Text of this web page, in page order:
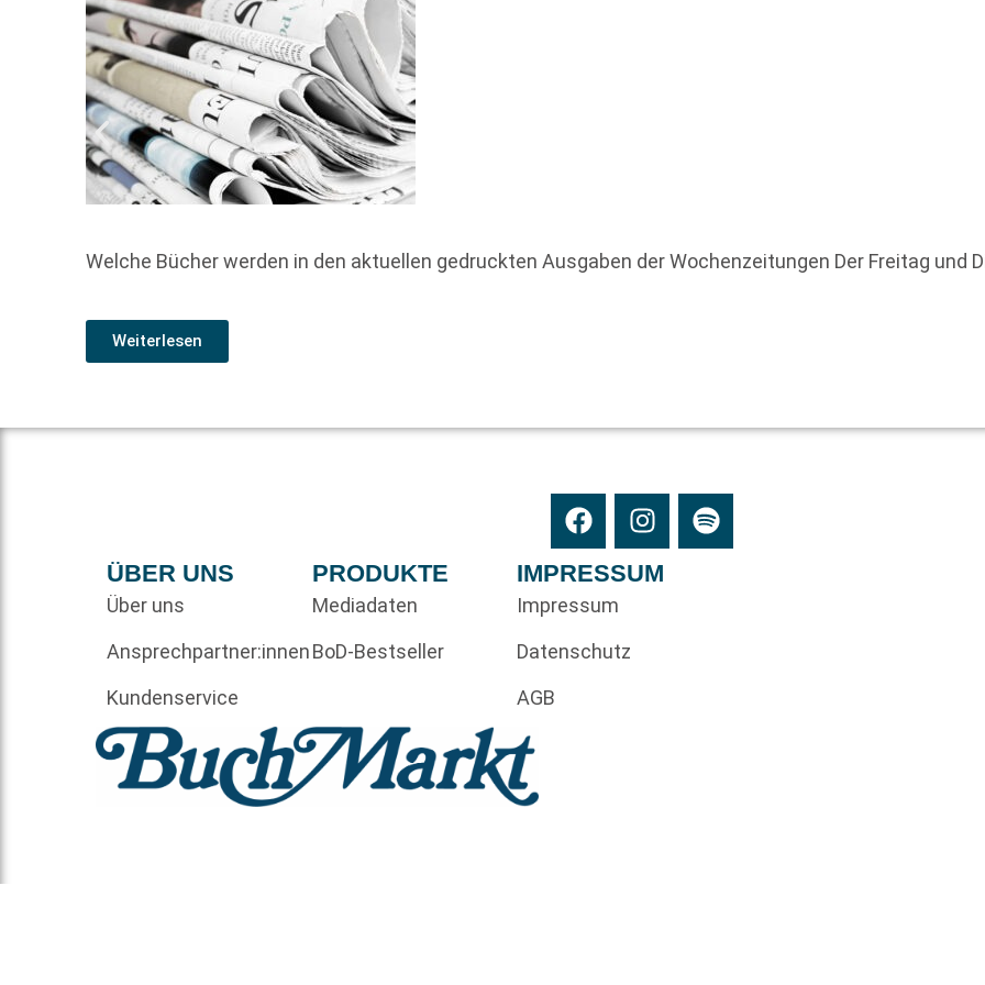
Welche Bücher werden in den aktuellen gedruckten Ausgaben der Wochenzeitungen Der Freitag und
Weiterlesen
ÜBER UNS
Über uns
Ansprechpartner:innen
Kundenservice
PRODUKTE
Mediadaten
BoD-Bestseller
IMPRESSUM
Impressum
Datenschutz
AGB